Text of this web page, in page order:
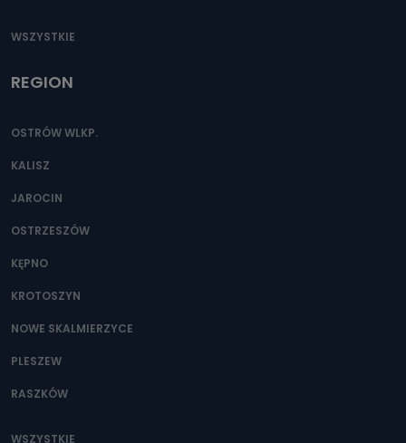
WSZYSTKIE
REGION
OSTRÓW WLKP.
KALISZ
JAROCIN
OSTRZESZÓW
KĘPNO
KROTOSZYN
NOWE SKALMIERZYCE
PLESZEW
RASZKÓW
WSZYSTKIE